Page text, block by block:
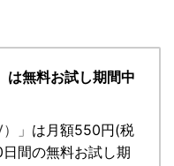
無料お試し期間中
」 は月額550円(税
間の無料お試し期